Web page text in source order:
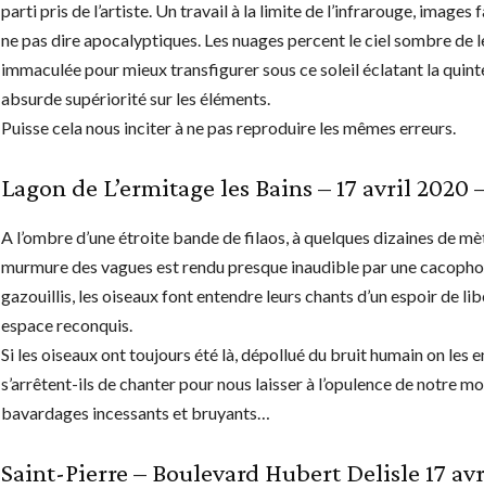
parti pris de l’artiste. Un travail à la limite de l’infrarouge, images
ne pas dire apocalyptiques. Les nuages percent le ciel sombre de
immaculée pour mieux transfigurer sous ce soleil éclatant la
absurde supériorité sur les éléments.
Puisse cela nous inciter à ne pas reproduire les mêmes erreurs.
Lagon de L’ermitage les Bains – 17 avril 2020
A l’ombre d’une étroite bande de filaos, à quelques dizaines de
murmure des vagues est rendu presque inaudible par une
gazouillis, les oiseaux font entendre leurs chants d’un espoir de
espace reconquis.
Si les oiseaux ont toujours été là, dépollué du bruit humain on les
s’arrêtent-ils de chanter pour nous laisser à l’opulence de notre
bavardages incessants et bruyants…
Saint-Pierre – Boulevard Hubert Delisle 17